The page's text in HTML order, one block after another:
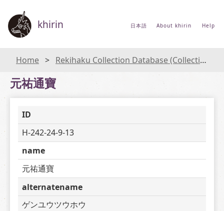
khirin 日本語 About khirin Help
Home Rekihaku Collection Database (Collections Database of the National Museum of Japanese History)
元祐通寶
ID
H-242-24-9-13
name
元祐通寶
alternatename
ゲンユウツウホウ